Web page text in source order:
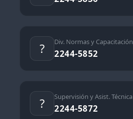
? Div. Normas y Capacitación
2244-5852
? Supervisión y Asist. Técnica
2244-5872